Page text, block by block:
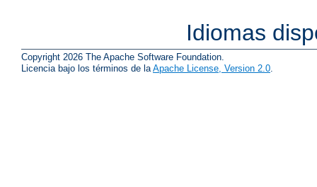
Idiomas
Copyright 2026 The Apache Software Foundation.
Licencia bajo los términos de la Apache License, Version 2.0